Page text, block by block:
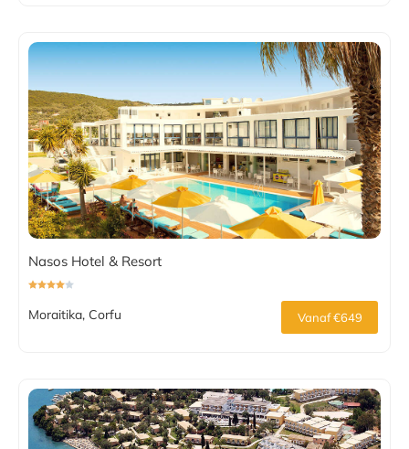
Nasos Hotel & Resort
Moraitika, Corfu Vanaf €649